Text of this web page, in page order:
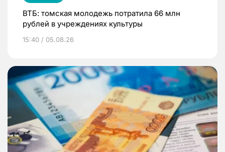
ВТБ: томская молодежь потратила 66 млн
рублей в учреждениях культуры
15:40 / 05.08.26